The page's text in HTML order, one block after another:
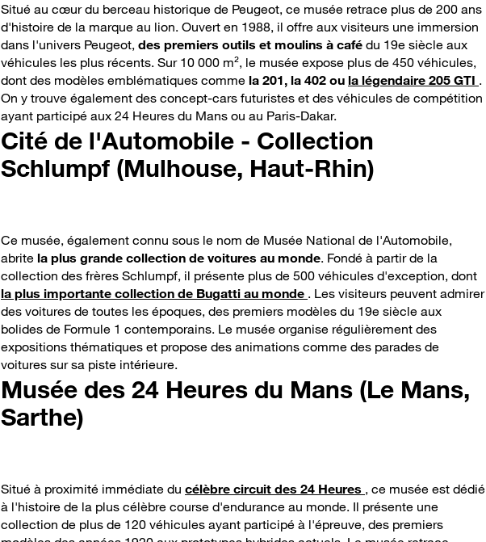
Situé au cœur du berceau historique de Peugeot, ce musée retrace plus de 200 ans
d'histoire de la marque au lion. Ouvert en 1988, il offre aux visiteurs une immersion
dans l'univers Peugeot, des premiers outils et moulins à café du 19e siècle aux
véhicules les plus récents. Sur 10 000 m², le musée expose plus de 450 véhicules,
dont des modèles emblématiques comme la 201, la 402 ou la légendaire 205 GTI .
On y trouve également des concept-cars futuristes et des véhicules de compétition
ayant participé aux 24 Heures du Mans ou au Paris-Dakar.
Cité de l'Automobile - Collection
Schlumpf (Mulhouse, Haut-Rhin)
Ce musée, également connu sous le nom de Musée National de l'Automobile,
abrite la plus grande collection de voitures au monde. Fondé à partir de la
collection des frères Schlumpf, il présente plus de 500 véhicules d'exception, dont
la plus importante collection de Bugatti au monde . Les visiteurs peuvent admirer
des voitures de toutes les époques, des premiers modèles du 19e siècle aux
bolides de Formule 1 contemporains. Le musée organise régulièrement des
expositions thématiques et propose des animations comme des parades de
voitures sur sa piste intérieure.
Musée des 24 Heures du Mans (Le Mans,
Sarthe)
Situé à proximité immédiate du célèbre circuit des 24 Heures , ce musée est dédié
à l'histoire de la plus célèbre course d'endurance au monde. Il présente une
collection de plus de 120 véhicules ayant participé à l'épreuve, des premiers